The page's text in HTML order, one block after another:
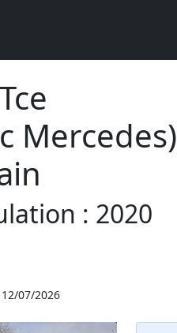
Mercedes)
: 2020
07/2026